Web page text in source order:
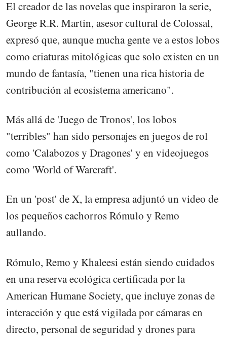
El creador de las novelas que inspiraron la serie,
George R.R. Martin, asesor cultural de Colossal,
expresó que, aunque mucha gente ve a estos lobos
como criaturas mitológicas que solo existen en un
mundo de fantasía, "tienen una rica historia de
contribución al ecosistema americano".
Más allá de 'Juego de Tronos', los lobos
"terribles" han sido personajes en juegos de rol
como 'Calabozos y Dragones' y en videojuegos
como 'World of Warcraft'.
En un 'post' de X, la empresa adjuntó un video de
los pequeños cachorros Rómulo y Remo
aullando.
Rómulo, Remo y Khaleesi están siendo cuidados
en una reserva ecológica certificada por la
American Humane Society, que incluye zonas de
interacción y que está vigilada por cámaras en
directo, personal de seguridad y drones para